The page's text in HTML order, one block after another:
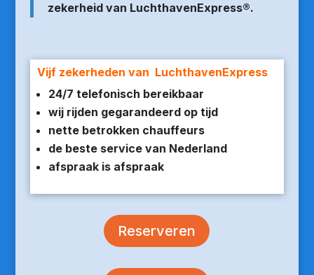
zekerheid van LuchthavenExpress®.
Vijf zekerheden van LuchthavenExpress
24/7 telefonisch bereikbaar
wij rijden gegarandeerd op tijd
nette betrokken chauffeurs
de beste service van Nederland
afspraak is afspraak
Reserveren